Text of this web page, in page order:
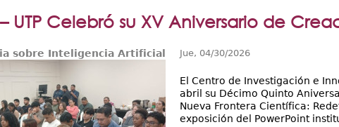
– UTP Celebró su XV Aniversario de
sobre Inteligencia Artificial Jue, 04/30/2026
El Centro de Investigación e
abril su Décimo Quinto
Nueva Frontera Científica:
exposición del PowerPoint